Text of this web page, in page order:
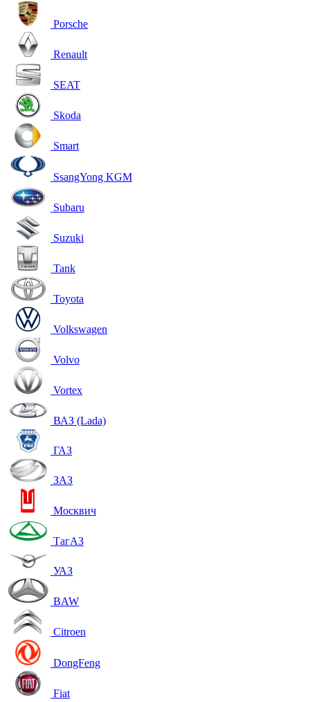
Porsche
Renault
SEAT
Skoda
Smart
SsangYong KGM
Subaru
Suzuki
Tank
Toyota
Volkswagen
Volvo
Vortex
ВАЗ (Lada)
ГАЗ
ЗАЗ
Москвич
ТагАЗ
УАЗ
BAW
Citroen
DongFeng
Fiat